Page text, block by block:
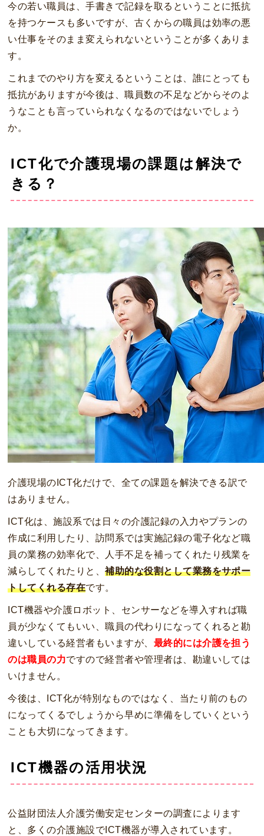
今の若い職員は、手書きで記録を取るということに抵抗
を持つケースも多いですが、古くからの職員は効率の悪
い仕事をそのまま変えられないということが多くありま
す。
これまでのやり方を変えるということは、誰にとっても
抵抗がありますが今後は、職員数の不足などからそのよ
うなことも言っていられなくなるのではないでしょう
か。
ICT化で介護現場の課題は解決で
きる？
介護現場のICT化だけで、全ての課題を解決できる訳で
はありません。
ICT化は、施設系では日々の介護記録の入力やプランの
作成に利用したり、訪問系では実施記録の電子化など職
員の業務の効率化で、人手不足を補ってくれたり残業を
減らしてくれたりと、補助的な役割として業務をサポー
トしてくれる存在です。
ICT機器や介護ロボット、センサーなどを導入すれば職
員が少なくてもいい、職員の代わりになってくれると勘
違いしている経営者もいますが、 最終的には介護を担う
のは職員の力ですので経営者や管理者は、勘違いしては
いけません。
今後は、ICT化が特別なものではなく、当たり前のもの
になってくるでしょうから早めに準備をしていくという
ことも大切になってきます。
ICT機器の活用状況
公益財団法人介護労働安定センターの調査によります
と、多くの介護施設でICT機器が導入されています。